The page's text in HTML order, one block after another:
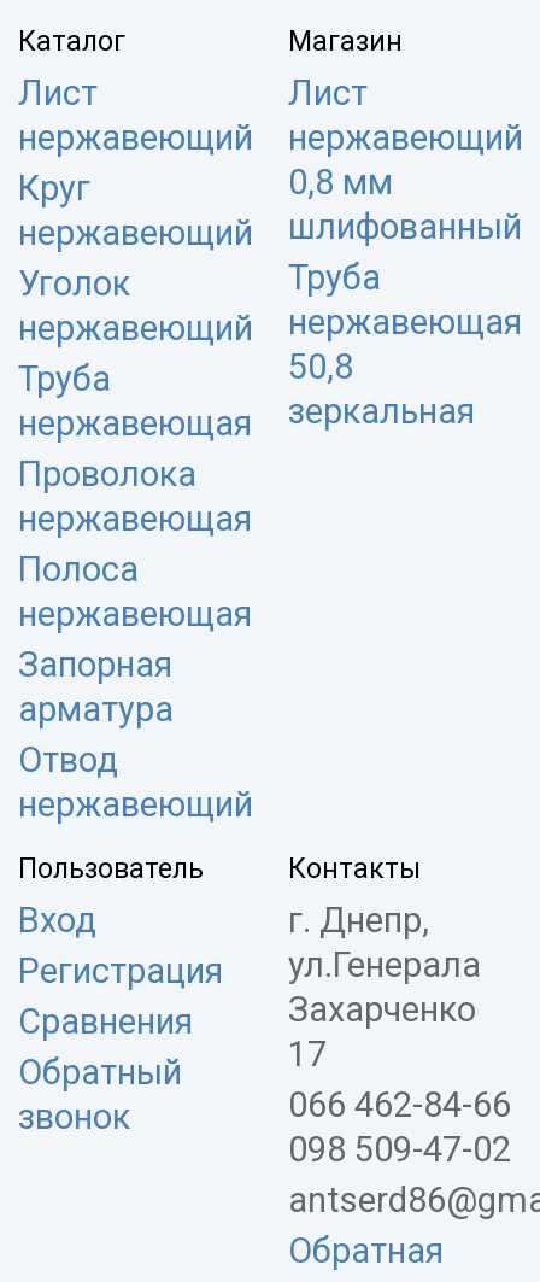
Каталог
Лист
нержавеющий
Круг
нержавеющий
Уголок
нержавеющий
Труба
нержавеющая
Проволока
нержавеющая
Полоса
нержавеющая
Запорная
арматура
Отвод
нержавеющий
Магазин
Лист
нержавеющий
0,8 мм
шлифованный
Труба
нержавеющая
50,8
зеркальная
Пользователь
Вход
Регистрация
Сравнения
Обратный
звонок
Контакты
г. Днепр,
ул.Генерала
Захарченко
17
066 462-84-66
098 509-47-02
Обратная